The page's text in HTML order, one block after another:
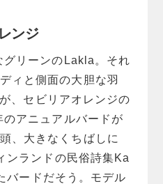
ンジ
リーンのLakla。それ
ィと側面の大胆な羽
、セビリアオレンジの
アニュアルバードが
、大きなくちばしに
ンランドの民俗詩集Ka
バードだそう。モデル